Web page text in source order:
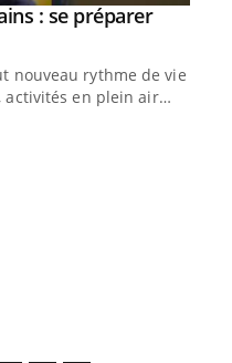
: se préparer
rythme de vie !
activités en plein air…